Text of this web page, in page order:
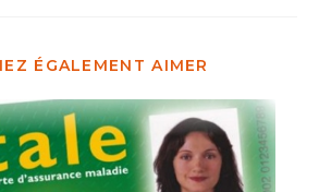
ÉGALEMENT AIMER